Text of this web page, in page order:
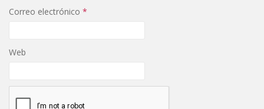
Correo electrónico *
Web